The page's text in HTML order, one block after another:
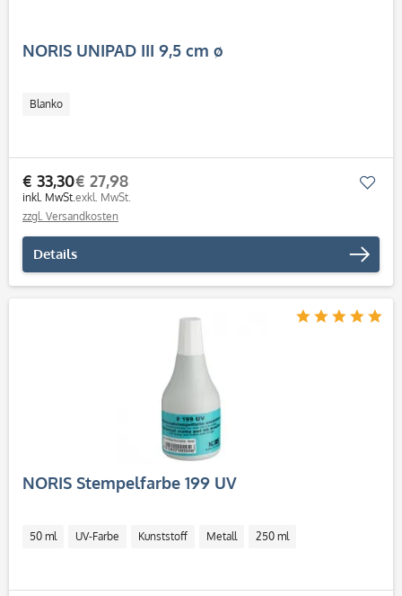
NORIS UNIPAD III 9,5 cm ø
Blanko
€ 33,30
inkl. MwSt.
€ 27,98
exkl. MwSt.
zzgl. Versandkosten
Details
NORIS Stempelfarbe 199 UV
50 ml UV-Farbe Kunststoff Metall 250 ml